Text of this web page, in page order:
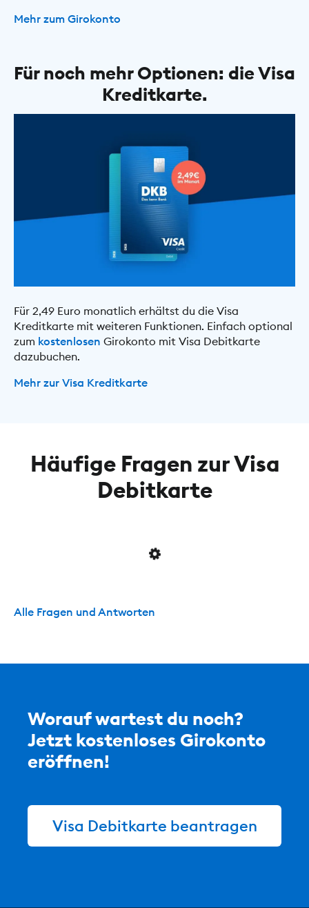
Mehr zum Girokonto
Für noch mehr Optionen: die Visa
Kreditkarte.
Für 2,49 Euro monatlich erhältst du die Visa
Kreditkarte mit weiteren Funktionen. Einfach optional
zum kostenlosen Girokonto mit Visa Debitkarte
dazubuchen.
Mehr zur Visa Kreditkarte
Häufige Fragen zur Visa
Debitkarte
Alle Fragen und Antworten
Worauf wartest du noch?
Jetzt kostenloses Girokonto
eröffnen!
Visa Debitkarte beantragen